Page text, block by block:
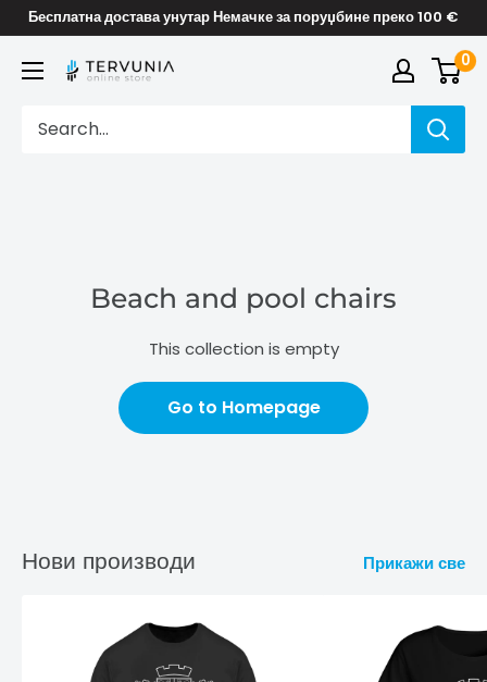
Skip
content
Бесплатна достава унутар Немачке за поруџбине преко 100 €
TERVUNIA
Stores
0
Beach and pool chairs
This collection is empty
Go to Homepage
Нови производи Прикажи све